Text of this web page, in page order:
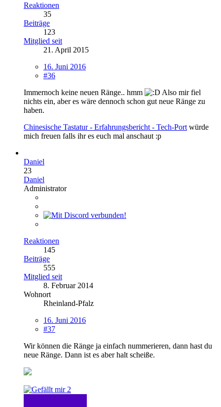
Reaktionen
35
Beiträge
123
Mitglied seit
21. April 2015
16. Juni 2016
#36
Immernoch keine neuen Ränge.. hmm
Also mir fiel
nichts ein, aber es wäre dennoch schon gut neue Ränge zu
haben.
Chinesische Tastatur - Erfahrungsbericht - Tech-Port würde
mich freuen falls ihr es euch mal anschaut :p
Daniel
23
Daniel
Administrator
Reaktionen
145
Beiträge
555
Mitglied seit
8. Februar 2014
Wohnort
Rheinland-Pfalz
16. Juni 2016
#37
Wir können die Ränge ja einfach nummerieren, dann hast du
neue Ränge. Dann ist es aber halt scheiße.
2